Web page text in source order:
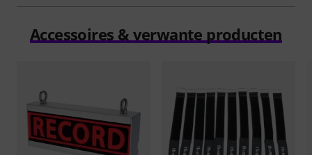
Accessoires & verwante producten